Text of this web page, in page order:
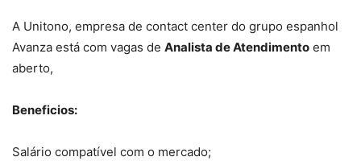
A Unitono, empresa de contact center do grupo espanhol
Avanza está com vagas de Analista de Atendimento em
aberto,
Beneficios:
Salário compatível com o mercado;